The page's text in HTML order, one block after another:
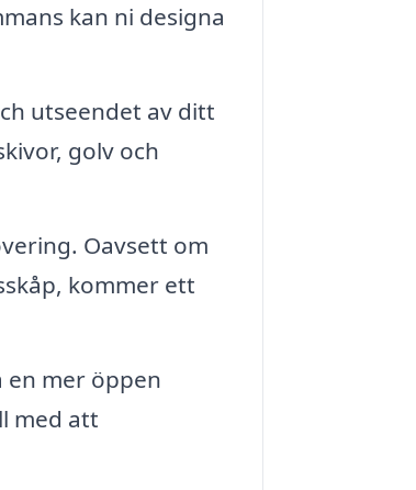
kan ni designa
utseendet av ditt
golv och
Oavsett om
kommer ett
en mer öppen
med att